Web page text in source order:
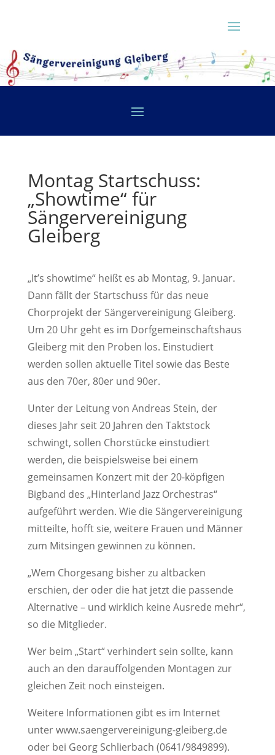
Montag Startschuss:
„Showtime“ für
Sängervereinigung
Gleiberg
„It’s showtime“ heißt es ab Montag, 9. Januar.
Dann fällt der Startschuss für das neue
Chorprojekt der Sängervereinigung Gleiberg.
Um 20 Uhr geht es im Dorfgemeinschaftshaus
Gleiberg mit den Proben los. Einstudiert
werden sollen aktuelle Titel sowie das Beste
aus den 70er, 80er und 90er.
Unter der Leitung von Andreas Stein, der
dieses Jahr seit 20 Jahren den Taktstock
schwingt, sollen Chorstücke einstudiert
werden, die beispielsweise bei einem
gemeinsamen Konzert mit der 20-köpfigen
Bigband des „Hinterland Jazz Orchestras“
aufgeführt werden. Wie die Sängervereinigung
mitteilte, hofft sie, weitere Frauen und Männer
zum Mitsingen gewinnen zu können.
„Wem Chorgesang bisher zu altbacken
erschien, der oder die hat jetzt die passende
Alternative – und wirklich keine Ausrede mehr“,
so die Mitglieder.
Wer beim „Start“ verhindert sein sollte, kann
auch an den darauffolgenden Montagen zur
gleichen Zeit noch einsteigen.
Weitere Informationen gibt es im Internet
unter www.saengervereinigung-gleiberg.de
oder bei Georg Schlierbach (0641/9849899).